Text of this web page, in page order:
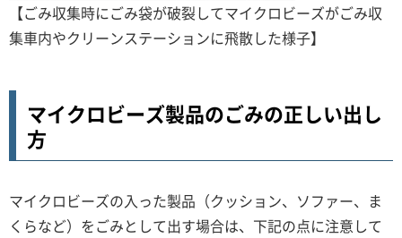
【ごみ収集時にごみ袋が破裂してマイクロビーズがごみ収
集車内やクリーンステーションに飛散した様子】
マイクロビーズ製品のごみの正しい出し
方
マイクロビーズの入った製品（クッション、ソファー、ま
くらなど）をごみとして出す場合は、下記の点に注意して